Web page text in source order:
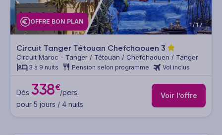
OFFRE BON PLAN 1/17
Circuit Tanger Tétouan Chefchaouen 3
Circuit Maroc - Tanger / Tétouan / Chefchaouen / Tanger
3 à 9 nuits Pension selon programme Vol inclus
Dès 338€/pers.
pour 5 jours / 4 nuits
Voir l’offre